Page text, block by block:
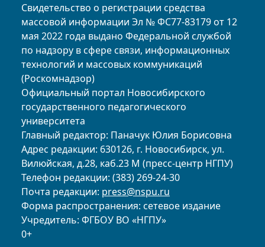
Свидетельство о регистрации средства
массовой информации Эл № ФС77-83179 от 12
мая 2022 года выдано Федеральной службой
по надзору в сфере связи, информационных
технологий и массовых коммуникаций
(Роскомнадзор)
Официальный портал Новосибирского
государственного педагогического
университета
Главный редактор: Паначук Юлия Борисовна
Адрес редакции: 630126, г. Новосибирск, ул.
Вилюйская, д.28, каб.23 М (пресс-центр НГПУ)
Телефон редакции: (383) 269-24-30
Почта редакции: press@nspu.ru
Форма распространения: сетевое издание
Учредитель: ФГБОУ ВО «НГПУ»
0+